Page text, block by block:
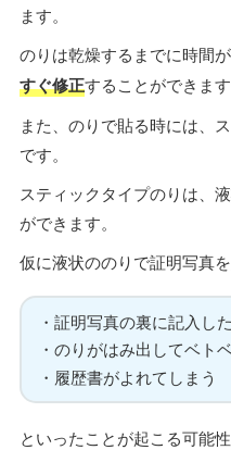
ます。
のりは乾燥するまでに時間が
すぐ修正することができます
また、のりで貼る時には、
です。
スティックタイプのりは、
ができます。
仮に液状ののりで証明写真を
・証明写真の裏に記入し
・のりがはみ出してベト
・履歴書がよれてしまう
といったことが起こる可能性